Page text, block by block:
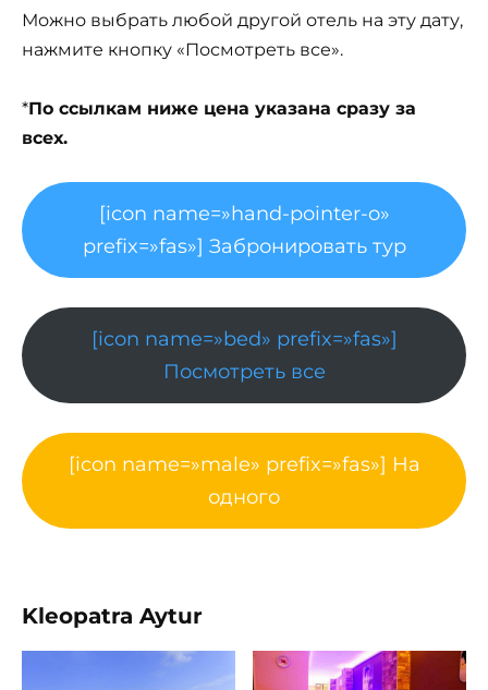
Можно выбрать любой другой отель на эту дату,
нажмите кнопку «Посмотреть все».
*По ссылкам ниже цена указана сразу за
всех.
[icon name=»hand-pointer-o»
prefix=»fas»] Забронировать тур
[icon name=»bed» prefix=»fas»]
Посмотреть все
[icon name=»male» prefix=»fas»] На
одного
Kleopatra Aytur